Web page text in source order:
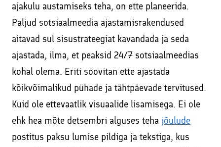
ajakulu austamiseks teha, on ette planeerida.
Paljud sotsiaalmeedia ajastamisrakendused
aitavad sul sisustrateegiat kavandada ja seda
ajastada, ilma, et peaksid 24/7 sotsiaalmeedias
kohal olema. Eriti soovitan ette ajastada
kõikvõimalikud pühade ja tähtpäevade tervitused.
Kuid ole ettevaatlik visuaalide lisamisega. Ei ole
ehk hea mõte detsembri alguses teha jõulude
postitus paksu lumise pildiga ja tekstiga, kus